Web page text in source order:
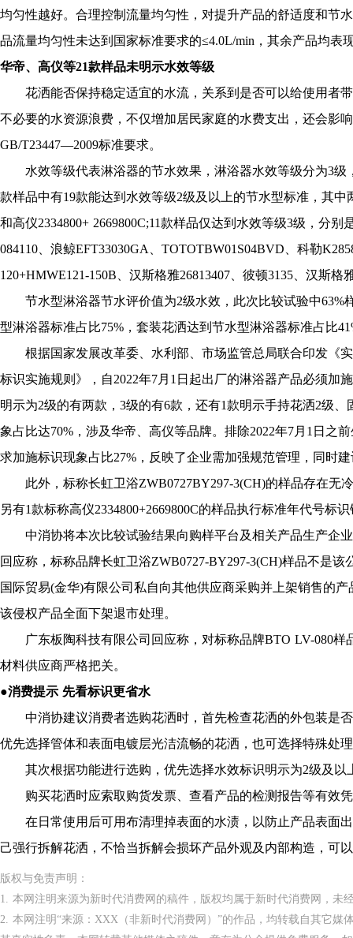
均匀性越好。合理控制流量均匀性，对提升产品的舒适度和节
品流量均匀性未达到国家标准要求的≤4.0L/min，其余产品均表
华帝、高仪等21款样品未明示水效等级
花洒能否保持稳定适宜的水流，关系到是否可以给使用者
不必要的水资源浪费，不仅增加居民家庭的水费支出，还会影
GB/T23447—2009标准要求。
水效等级代表淋浴器的节水效果，淋浴器水效等级分为3级
款样品中有19款能达到水效等级2级及以上的节水型标准，其
和高仪2334800+ 2669800C;11款样品仅达到水效等级3级，分别
084110、浪鲸EFT33030GA、TOTOTBW01S04BVD、科勒
120+HMWE121-150B、汉斯格雅26813407、彼顿3135、汉斯格
节水型淋浴器节水评价值为2级水效，此次比较试验中63%
型淋浴器标准占比75%，套装花洒达到节水型淋浴器标准占比
根据国家发展改革委、水利部、市场监管总局联合印发《
标识实施规则》，自2022年7月1日起出厂的淋浴器产品必须加
明示为2级的有两款，3级的有6款，还有1款明示手持花洒2级
象占比达70%，涉及华帝、高仪等品牌。排除2022年7月1日之
求加施标识现象占比27%，反映了企业需加强规范管理，同时
此外，标称长虹卫浴ZWB0727BY297-3(CH)的样品存在无
另有1款标称高仪2334800+2669800C的样品执行标准年代号标
中消协将本次比较试验结果向购样平台及相关产品生产企
回应称，标称品牌长虹卫浴ZWB0727-BY297-3(CH)样品不是
国际贸易(金华)有限公司私自向其他供应商采购并上架销售的
该侵权产品全面下架退市处理。
广东板陶科技有限公司回应称，对标称品牌BTO LV-080样
材料供应商严格把关。
●消费提示 先看标识更省水
中消协建议消费者选购花洒时，首先检查花洒的外包装是
优先选择管体和表面电镀层光洁流畅的花洒，也可选择特殊处
其次根据功能进行选购，优先选择水效标识明示为2级及以
购买花洒时应索取购货发票、查看产品的检测报告等有效
在日常使用后可用布清理掉表面的水渍，以防止产品表面
己强行拆解花洒，不恰当拆解会损坏产品外观及内部构造，可
版权与免责声明：
1. 本网注明来源为新时代消费网的稿件，版权均属于新时代消费网，未
2. 本网注明“来源：XXX（非新时代消费网）”的作品，均转载自其它